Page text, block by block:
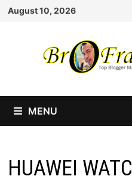
Skip
August 10, 2026
MENU
HUAWEI